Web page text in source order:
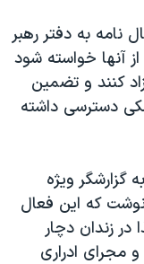
نامه به دفتر رهبر
آنها خواسته شود
کنند و تضمین
دسترسی داشته
گزارشگر ویژه
که این فعال
زندان دچار
مجرای ادراری